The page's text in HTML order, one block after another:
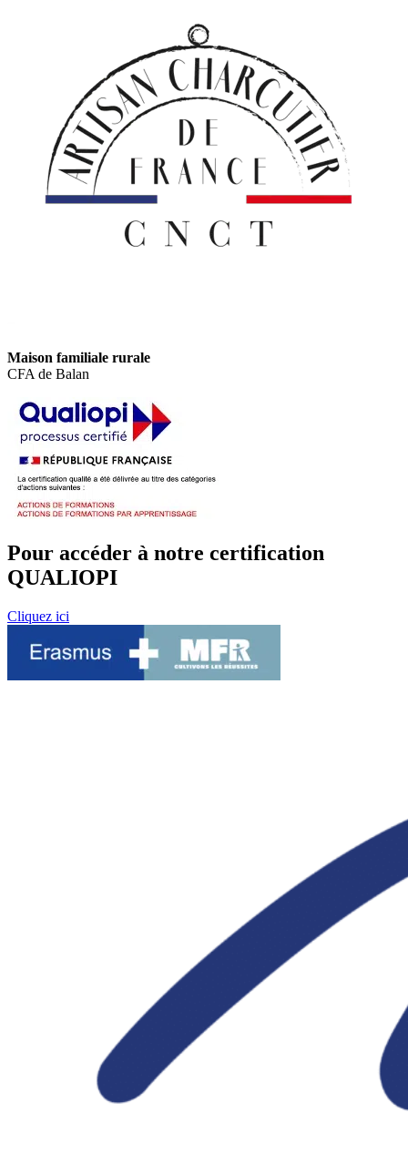
Maison familiale rurale
CFA de Balan
Pour accéder à notre certification
QUALIOPI
Cliquez ici